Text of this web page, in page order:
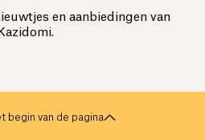
en aanbiedingen van
Kazidomi.
begin van de pagina